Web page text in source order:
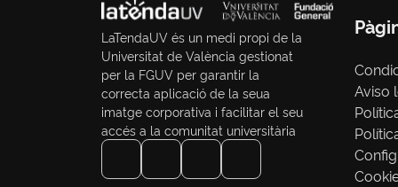
LaTendaUV és un medi propi de la
Universitat de València gestionat
per la FGUV per garantir la
correcta aplicació de la seua
imatge corporativa i facilitar el seu
accés a la comunitat universitària
Aviso